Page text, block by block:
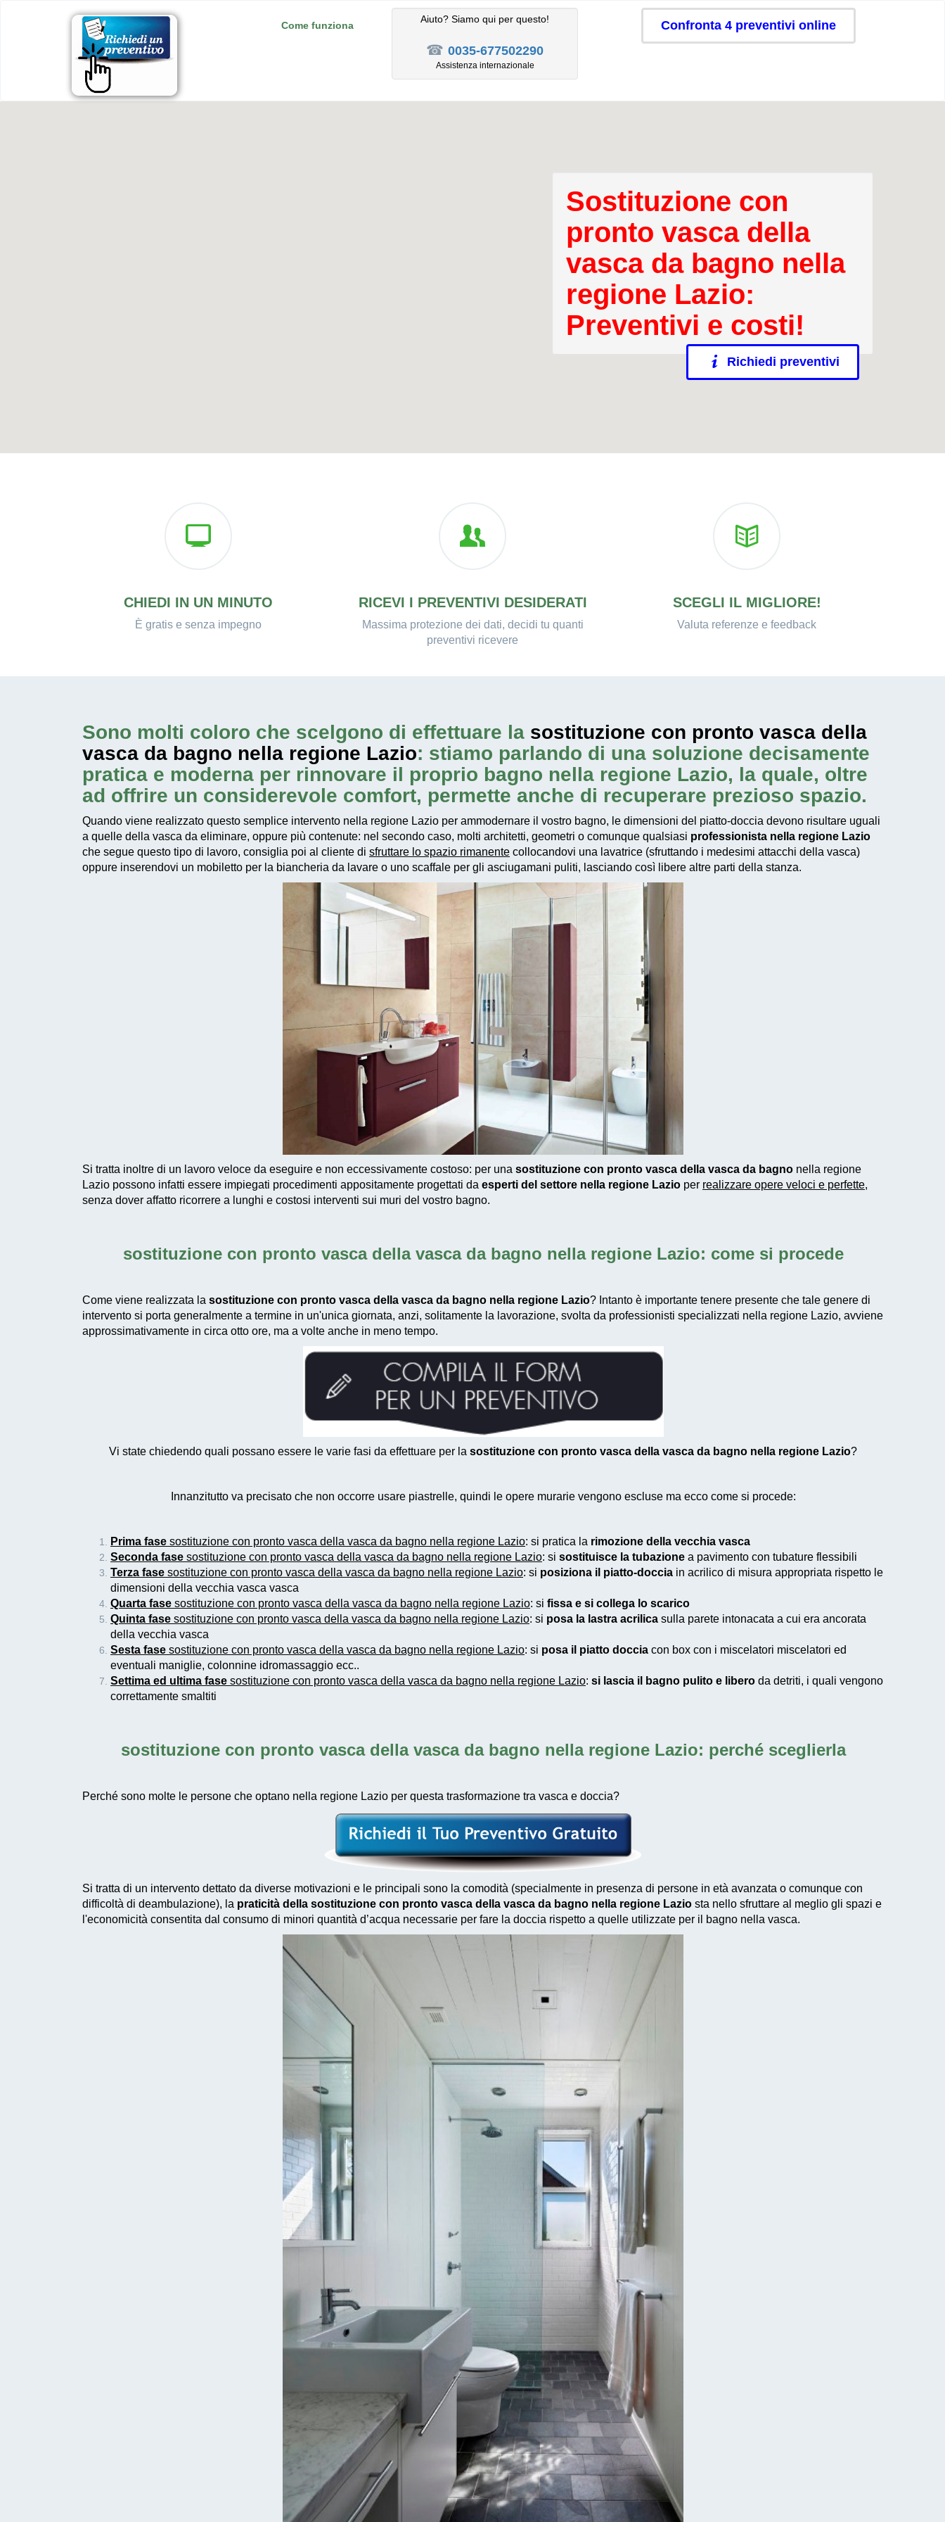
Come funziona
Aiuto? Siamo qui per questo!
☎ 0035-677502290
Assistenza internazionale
Confronta 4 preventivi online
Sostituzione con
pronto vasca della
vasca da bagno nella
regione Lazio:
Preventivi e costi!
Richiedi preventivi
CHIEDI IN UN MINUTO
È gratis e senza impegno
RICEVI I PREVENTIVI DESIDERATI
Massima protezione dei dati, decidi tu quanti
preventivi ricevere
SCEGLI IL MIGLIORE!
Valuta referenze e feedback
Sono molti coloro che scelgono di effettuare la sostituzione con pronto vasca della
vasca da bagno nella regione Lazio: stiamo parlando di una soluzione decisamente
pratica e moderna per rinnovare il proprio bagno nella regione Lazio, la quale, oltre
ad offrire un considerevole comfort, permette anche di recuperare prezioso spazio.
Quando viene realizzato questo semplice intervento nella regione Lazio per ammodernare il vostro bagno, le dimensioni del piatto-doccia devono risultare uguali
a quelle della vasca da eliminare, oppure più contenute: nel secondo caso, molti architetti, geometri o comunque qualsiasi professionista nella regione Lazio
che segue questo tipo di lavoro, consiglia poi al cliente di sfruttare lo spazio rimanente collocandovi una lavatrice (sfruttando i medesimi attacchi della vasca)
oppure inserendovi un mobiletto per la biancheria da lavare o uno scaffale per gli asciugamani puliti, lasciando così libere altre parti della stanza.
Si tratta inoltre di un lavoro veloce da eseguire e non eccessivamente costoso: per una sostituzione con pronto vasca della vasca da bagno nella regione
Lazio possono infatti essere impiegati procedimenti appositamente progettati da esperti del settore nella regione Lazio per realizzare opere veloci e perfette,
senza dover affatto ricorrere a lunghi e costosi interventi sui muri del vostro bagno.
sostituzione con pronto vasca della vasca da bagno nella regione Lazio: come si procede
Come viene realizzata la sostituzione con pronto vasca della vasca da bagno nella regione Lazio? Intanto è importante tenere presente che tale genere di
intervento si porta generalmente a termine in un'unica giornata, anzi, solitamente la lavorazione, svolta da professionisti specializzati nella regione Lazio, avviene
approssimativamente in circa otto ore, ma a volte anche in meno tempo.
Vi state chiedendo quali possano essere le varie fasi da effettuare per la sostituzione con pronto vasca della vasca da bagno nella regione Lazio?
Innanzitutto va precisato che non occorre usare piastrelle, quindi le opere murarie vengono escluse ma ecco come si procede:
Prima fase sostituzione con pronto vasca della vasca da bagno nella regione Lazio: si pratica la rimozione della vecchia vasca
Seconda fase sostituzione con pronto vasca della vasca da bagno nella regione Lazio: si sostituisce la tubazione a pavimento con tubature flessibili
Terza fase sostituzione con pronto vasca della vasca da bagno nella regione Lazio: si posiziona il piatto-doccia in acrilico di misura appropriata rispetto le
dimensioni della vecchia vasca vasca
Quarta fase sostituzione con pronto vasca della vasca da bagno nella regione Lazio: si fissa e si collega lo scarico
Quinta fase sostituzione con pronto vasca della vasca da bagno nella regione Lazio: si posa la lastra acrilica sulla parete intonacata a cui era ancorata
della vecchia vasca
Sesta fase sostituzione con pronto vasca della vasca da bagno nella regione Lazio: si posa il piatto doccia con box con i miscelatori miscelatori ed
eventuali maniglie, colonnine idromassaggio ecc..
Settima ed ultima fase sostituzione con pronto vasca della vasca da bagno nella regione Lazio: si lascia il bagno pulito e libero da detriti, i quali vengono
correttamente smaltiti
sostituzione con pronto vasca della vasca da bagno nella regione Lazio: perché sceglierla
Perché sono molte le persone che optano nella regione Lazio per questa trasformazione tra vasca e doccia?
Si tratta di un intervento dettato da diverse motivazioni e le principali sono la comodità (specialmente in presenza di persone in età avanzata o comunque con
difficoltà di deambulazione), la praticità della sostituzione con pronto vasca della vasca da bagno nella regione Lazio sta nello sfruttare al meglio gli spazi e
l'economicità consentita dal consumo di minori quantità d’acqua necessarie per fare la doccia rispetto a quelle utilizzate per il bagno nella vasca.